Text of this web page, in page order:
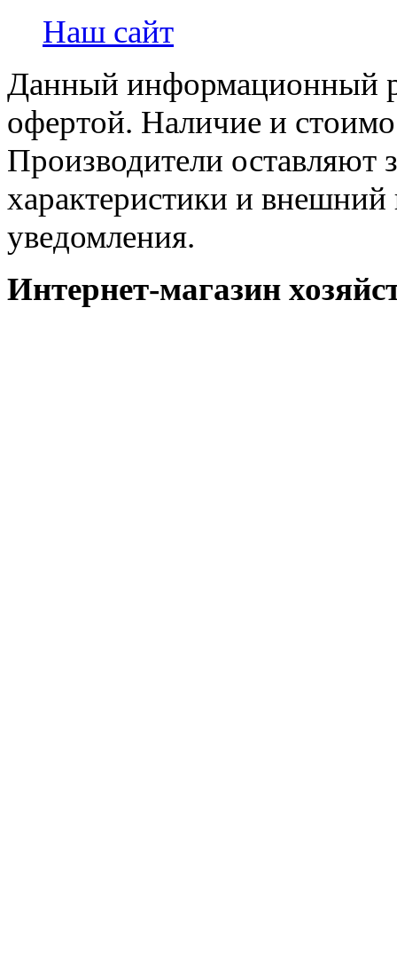
Наш сайт
Данный информационный
офертой. Наличие и
Производители оставляют
характеристики и внешний
уведомления.
Интернет-магазин